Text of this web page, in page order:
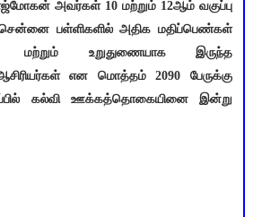
அவர்கள் 10 மற்றும் 12ஆம் வகுப்பு
சென்னை பள்ளிகளில் அதிக மதிப்பெண்கள்
உறுதுணையாக இருந்த
என மொத்தம் 2090 பேருக்கு
கல்வி ஊக்கத்தொகையினை இன்று